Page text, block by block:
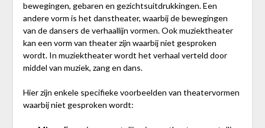
bewegingen, gebaren en gezichtsuitdrukkingen. Een
andere vorm is het danstheater, waarbij de bewegingen
van de dansers de verhaallijn vormen. Ook muziektheater
kan een vorm van theater zijn waarbij niet gesproken
wordt. In muziektheater wordt het verhaal verteld door
middel van muziek, zang en dans.
Hier zijn enkele specifieke voorbeelden van theatervormen
waarbij niet gesproken wordt: